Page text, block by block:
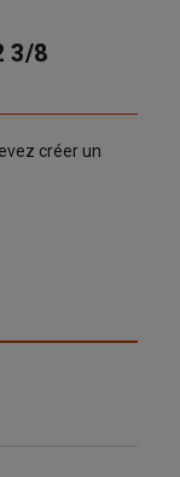
3/8
créer un